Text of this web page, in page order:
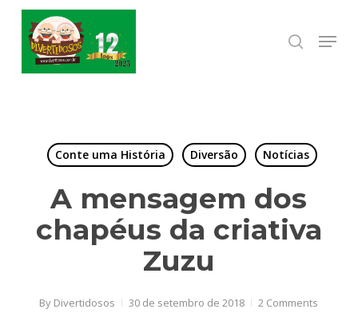
content
search
Menu
Conte uma História Diversão Notícias
A mensagem dos
chapéus da criativa
Zuzu
By Divertidosos 30 de setembro de 2018 2 Comments
Close